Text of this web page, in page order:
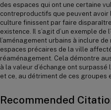
des espaces qui ont une certaine
contreproductifs que peuvent
culture finissent par faire
existence. Il s’agit d’un exemple de
l’aménagement urbains à inclure
espaces précaires de la ville
réaménagement. Cela démontre
à la valeur d’échange ont
et ce, au détriment de ces groupes
Recommended